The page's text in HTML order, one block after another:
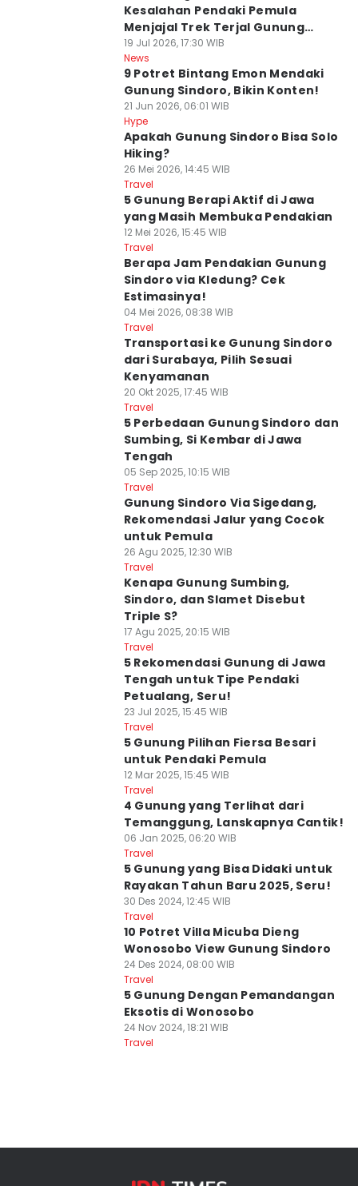
Kesalahan Pendaki Pemula
Menjajal Trek Terjal Gunung
Sindoro
19 Jul 2026, 17:30 WIB
News
9 Potret Bintang Emon Mendaki
Gunung Sindoro, Bikin Konten!
21 Jun 2026, 06:01 WIB
Hype
Apakah Gunung Sindoro Bisa Solo
Hiking?
26 Mei 2026, 14:45 WIB
Travel
5 Gunung Berapi Aktif di Jawa
yang Masih Membuka Pendakian
12 Mei 2026, 15:45 WIB
Travel
Berapa Jam Pendakian Gunung
Sindoro via Kledung? Cek
Estimasinya!
04 Mei 2026, 08:38 WIB
Travel
Transportasi ke Gunung Sindoro
dari Surabaya, Pilih Sesuai
Kenyamanan
20 Okt 2025, 17:45 WIB
Travel
5 Perbedaan Gunung Sindoro dan
Sumbing, Si Kembar di Jawa
Tengah
05 Sep 2025, 10:15 WIB
Travel
Gunung Sindoro Via Sigedang,
Rekomendasi Jalur yang Cocok
untuk Pemula
26 Agu 2025, 12:30 WIB
Travel
Kenapa Gunung Sumbing,
Sindoro, dan Slamet Disebut
Triple S?
17 Agu 2025, 20:15 WIB
Travel
5 Rekomendasi Gunung di Jawa
Tengah untuk Tipe Pendaki
Petualang, Seru!
23 Jul 2025, 15:45 WIB
Travel
5 Gunung Pilihan Fiersa Besari
untuk Pendaki Pemula
12 Mar 2025, 15:45 WIB
Travel
4 Gunung yang Terlihat dari
Temanggung, Lanskapnya Cantik!
06 Jan 2025, 06:20 WIB
Travel
5 Gunung yang Bisa Didaki untuk
Rayakan Tahun Baru 2025, Seru!
30 Des 2024, 12:45 WIB
Travel
10 Potret Villa Micuba Dieng
Wonosobo View Gunung Sindoro
24 Des 2024, 08:00 WIB
Travel
5 Gunung Dengan Pemandangan
Eksotis di Wonosobo
24 Nov 2024, 18:21 WIB
Travel